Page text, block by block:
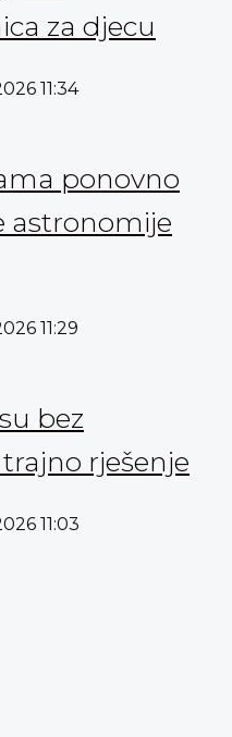
za djecu
11:34
ponovno
astronomije
11:29
bez
rješenje
11:03